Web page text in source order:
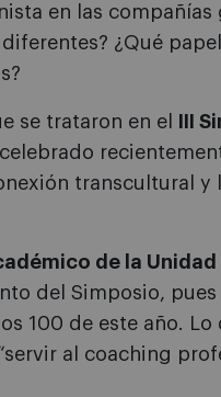
en las compañías
¿Qué
se trataron en el
III
transcultural y
de la Unidad
del Simposio,
100 de este año. Lo
al coaching